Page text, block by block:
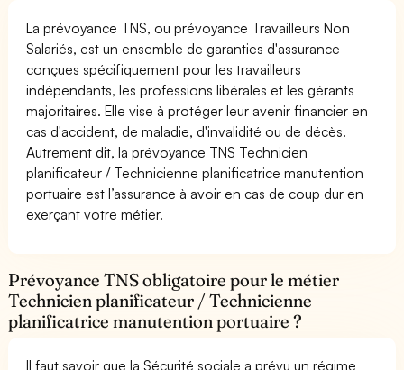
La prévoyance TNS, ou prévoyance Travailleurs Non
Salariés, est un ensemble de garanties d'assurance
conçues spécifiquement pour les travailleurs
indépendants, les professions libérales et les gérants
majoritaires. Elle vise à protéger leur avenir financier en
cas d'accident, de maladie, d'invalidité ou de décès.
Autrement dit, la prévoyance TNS Technicien
planificateur / Technicienne planificatrice manutention
portuaire est l’assurance à avoir en cas de coup dur en
exerçant votre métier.
Prévoyance TNS obligatoire pour le métier
Technicien planificateur / Technicienne
planificatrice manutention portuaire ?
Il faut savoir que la Sécurité sociale a prévu un régime